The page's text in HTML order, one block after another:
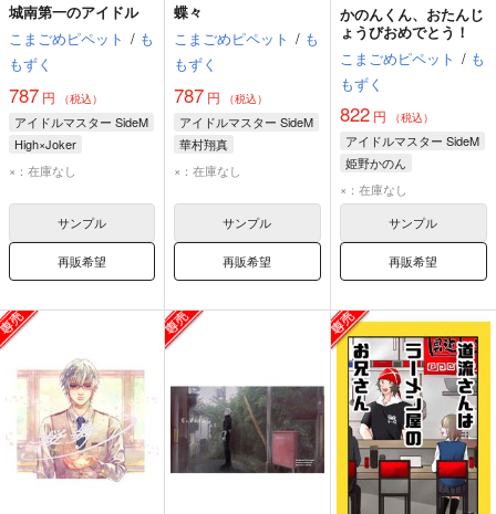
城南第一のアイドル
こまごめピペット / も
もずく
787 円 （税込）
アイドルマスター SideM
High×Joker
×：在庫なし
サンプル
再販希望
蝶々
こまごめピペット / も
もずく
787 円 （税込）
アイドルマスター SideM
華村翔真
×：在庫なし
サンプル
再販希望
かのんくん、おたんじ
ょうびおめでとう！
こまごめピペット / も
もずく
822円 （税込）
アイドルマスター SideM
姫野かのん
×：在庫なし
サンプル
再販希望